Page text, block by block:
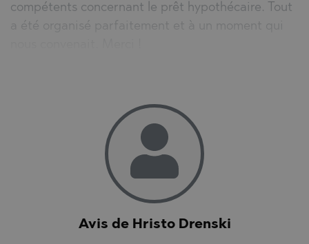
compétents concernant le prêt hypothécaire. Tout
Avis de Hristo Drenski